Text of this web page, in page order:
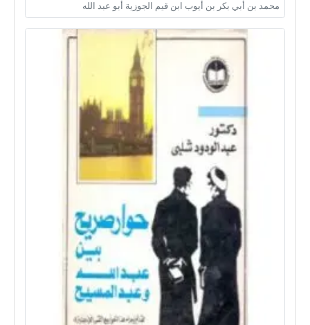
محمد بن أبي بكر بن أيوب ابن قيم الجوزية أبو عبد الله